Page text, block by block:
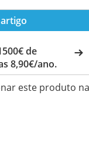
de
8,90€/ano.
este produto na